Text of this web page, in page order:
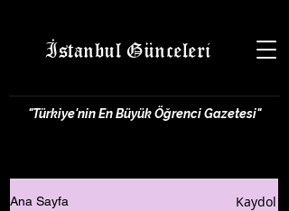
İstanbul Günceleri
"Türkiye'nin En Büyük Öğrenci Gazetesi"
Ana Sayfa Kaydol